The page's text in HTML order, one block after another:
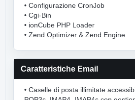
• Configurazione CronJob
• Cgi-Bin
• ionCube PHP Loader
• Zend Optimizer & Zend Engine
Caratteristiche Email
• Caselle di posta illimitate